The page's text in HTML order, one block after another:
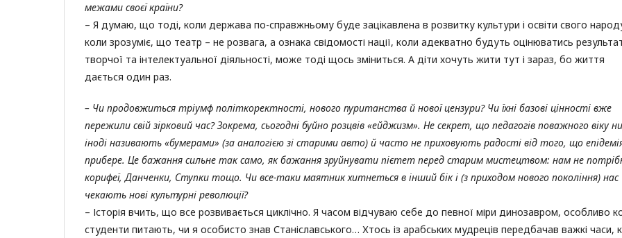
межами своєї країни?
– Я думаю, що тоді, коли держава по-справжньому буде зацікавлена в розвитку культури і освіти свого
коли зрозуміє, що театр – не розвага, а ознака свідомості нації, коли адекватно будуть оцінюватись
творчої та інтелектуальної діяльності, може тоді щось зміниться. А діти хочуть жити тут і зараз, бо життя
дається один раз.
– Чи продовжиться тріумф політкоректності, нового пуританства й нової цензури? Чи їхні базові цінності вже
пережили свій зірковий час? Зокрема, сьогодні буйно розцвів «ейджизм». Не секрет, що педагогів поважного віку
іноді називають «бумерами» (за аналогією зі старими авто) й часто не приховують радості від того, що епідемія
прибере. Це бажання сильне так само, як бажання зруйнувати пієтет перед старим мистецтвом: нам не
корифеї, Данченки, Ступки тощо. Чи все-таки маятник хитнеться в інший бік і (з приходом нового покоління) нас
чекають нові культурні революції?
– Історія вчить, що все розвивається циклічно. Я часом відчуваю себе до певної міри динозавром, особливо
студенти питають, чи я особисто знав Станіславського… Хтось із арабських мудреців передбачав важкі часи,